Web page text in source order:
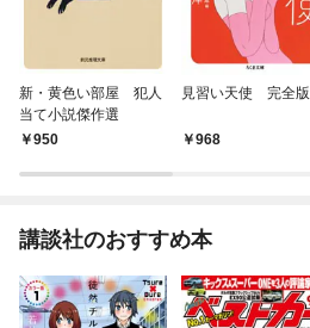
新・黄色い部屋 犯人
当て小説傑作選
950
見習い天使 完全版
968
講談社のおすすめ本